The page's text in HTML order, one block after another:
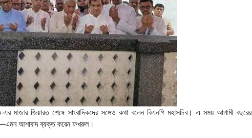
জিয়ারত শেষে সাংবাদিকদের সঙ্গেও কথা বলেন বিএনপি মহাসচিব। এ সময় আগামী বছরের
আশাবাদ ব্যক্ত করেন ফখরুল।